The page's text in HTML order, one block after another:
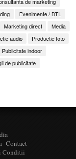
Evenimente / BTL
Marketing direct
Media
audio
Productie foto
Publicitate indoor
de publicitate
Contact
Conditii